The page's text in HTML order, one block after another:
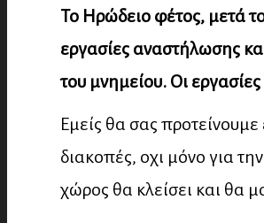
Το Ηρώδειο φέτος, μετά
εργασίες αναστήλωσης
του μνημείου. Οι
Εμείς θα σας
διακοπές, οχι μόνο για
χώρος θα κλείσει και θα